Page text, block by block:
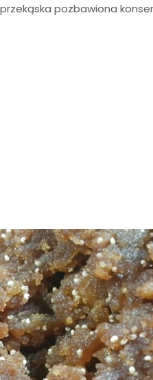
pozbawiona